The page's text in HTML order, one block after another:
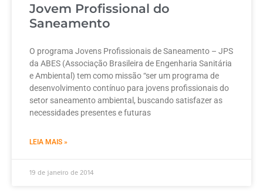
Jovem Profissional do
Saneamento
O programa Jovens Profissionais de Saneamento – JPS
da ABES (Associação Brasileira de Engenharia Sanitária
e Ambiental) tem como missão “ser um programa de
desenvolvimento contínuo para jovens profissionais do
setor saneamento ambiental, buscando satisfazer as
necessidades presentes e futuras
LEIA MAIS »
19 de janeiro de 2014